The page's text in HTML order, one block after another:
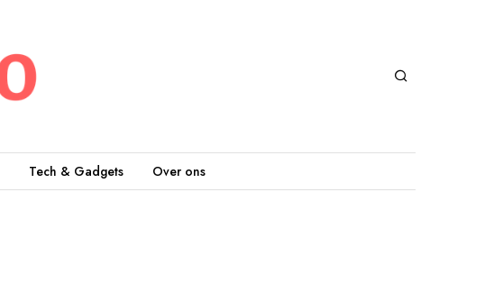
Tech & Gadgets Over ons